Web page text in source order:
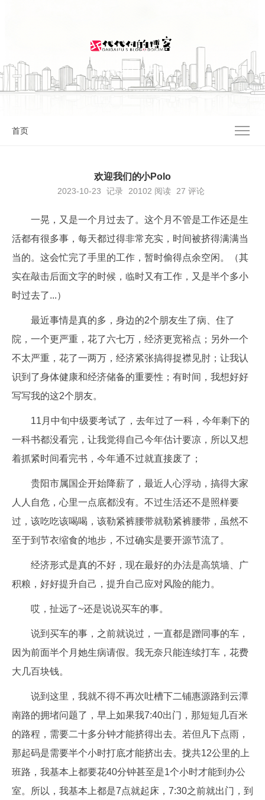
I'M 代代付 | DDF.IM
首页
欢迎我们的小Polo
2023-10-23 记录 20102 阅读 27 评论
一晃，又是一个月过去了。这个月不管是工作还是生
活都有很多事，每天都过得非常充实，时间被挤得满满当
当的。这会忙完了手里的工作，暂时偷得点余空闲。（其
实在敲击后面文字的时候，临时又有工作，又是半个多小
时过去了...）
最近事情是真的多，身边的2个朋友生了病、住了
院，一个更严重，花了六七万，经济更宽裕点；另外一个
不太严重，花了一两万，经济紧张搞得捉襟见肘；让我认
识到了身体健康和经济储备的重要性；有时间，我想好好
写写我的这2个朋友。
11月中旬中级要考试了，去年过了一科，今年剩下的
一科书都没看完，让我觉得自己今年估计要凉，所以又想
着抓紧时间看完书，今年通不过就直接废了；
贵阳市属国企开始降薪了，最近人心浮动，搞得大家
人人自危，心里一点底都没有。不过生活还不是照样要
过，该吃吃该喝喝，该勒紧裤腰带就勒紧裤腰带，虽然不
至于到节衣缩食的地步，不过确实是要开源节流了。
经济形式是真的不好，现在最好的办法是高筑墙、广
积粮，好好提升自己，提升自己应对风险的能力。
哎，扯远了~还是说说买车的事。
说到买车的事，之前就说过，一直都是蹭同事的车，
因为前面半个月她生病请假。我无奈只能连续打车，花费
大几百块钱。
说到这里，我就不得不再次吐槽下二铺惠源路到云潭
南路的拥堵问题了，早上如果我7:40出门，那短短几百米
的路程，需要二十多分钟才能挤得出去。若但凡下点雨，
那起码是需要半个小时打底才能挤出去。拢共12公里的上
班路，我基本上都要花40分钟甚至是1个小时才能到办公
室。所以，我基本上都是7点就起床，7:30之前就出门，到